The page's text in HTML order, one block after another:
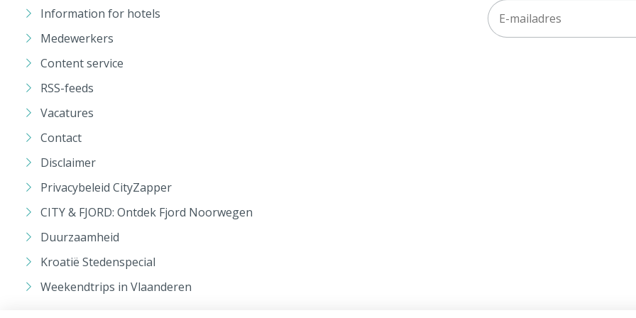
Information for hotels
Medewerkers
Content service
RSS-feeds
Vacatures
Contact
Disclaimer
Privacybeleid CityZapper
CITY & FJORD: Ontdek Fjord Noorwegen
Duurzaamheid
Kroatië Stedenspecial
Weekendtrips in Vlaanderen